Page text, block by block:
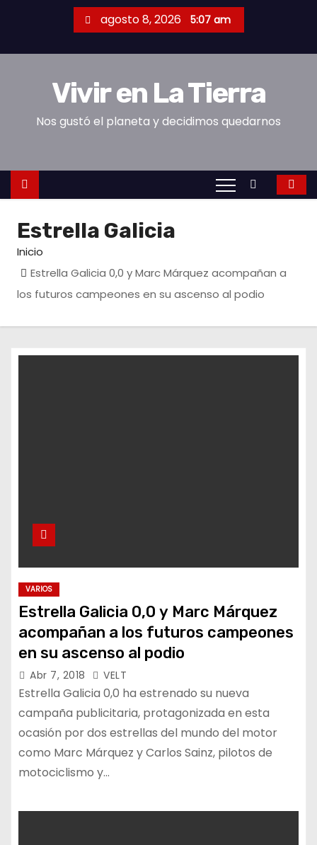
c
o
agosto 8, 2026 5:07 am
Vivir en La Tierra
Nos gustó el planeta y decidimos quedarnos
Estrella Galicia
Inicio
Estrella Galicia 0,0 y Marc Márquez acompañan a
los futuros campeones en su ascenso al podio
VARIOS
Estrella Galicia 0,0 y Marc Márquez
acompañan a los futuros campeones
en su ascenso al podio
Abr 7, 2018 VELT
Estrella Galicia 0,0 ha estrenado su nueva
campaña publicitaria, protagonizada en esta
ocasión por dos estrellas del mundo del motor
como Marc Márquez y Carlos Sainz, pilotos de
motociclismo y…